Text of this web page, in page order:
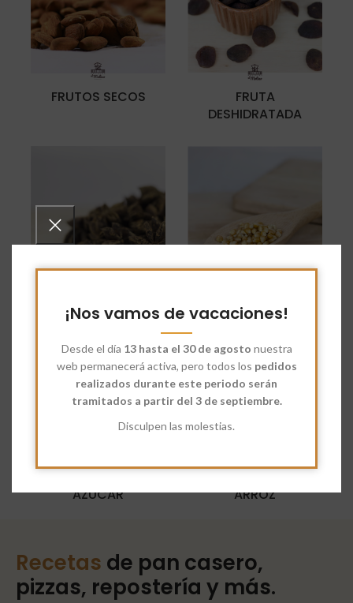
¡Nos vamos de vacaciones!
Desde el día 13 hasta el 30 de agosto nuestra
web permanecerá activa, pero todos los pedidos
realizados durante este periodo serán
tramitados a partir del 3 de septiembre.
Disculpen las molestias.
FRUTOS SECOS
FRUTA
DESHIDRATADA
ESPECIAS CEREALES EN GRANO
AZÚCAR ARROZ
Recetas de pan casero,
pizzas, repostería y más.